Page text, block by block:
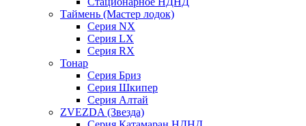
Таймень (Мастер лодок)
Серия NX
Серия LX
Серия RX
Тонар
Серия Бриз
Серия Шкипер
Серия Алтай
ZVEZDA (Звезда)